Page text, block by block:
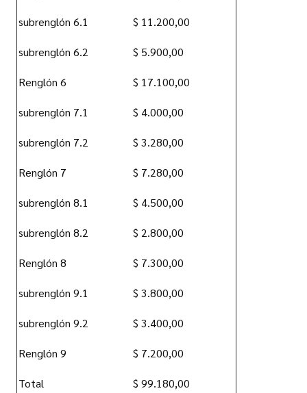
subrenglón 6.1 $ 11.200,00
subrenglón 6.2 $ 5.900,00
Renglón 6 $ 17.100,00
subrenglón 7.1 $ 4.000,00
subrenglón 7.2 $ 3.280,00
Renglón 7 $ 7.280,00
subrenglón 8.1 $ 4.500,00
subrenglón 8.2 $ 2.800,00
Renglón 8 $ 7.300,00
subrenglón 9.1 $ 3.800,00
subrenglón 9.2 $ 3.400,00
Renglón 9 $ 7.200,00
Total $ 99.180,00